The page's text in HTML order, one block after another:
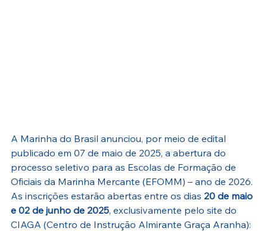
A Marinha do Brasil anunciou, por meio de edital
publicado em 07 de maio de 2025, a abertura do
processo seletivo para as Escolas de Formação de
Oficiais da Marinha Mercante (EFOMM) – ano de 2026.
As inscrições estarão abertas entre os dias 20 de maio
e 02 de junho de 2025, exclusivamente pelo site do
CIAGA (Centro de Instrução Almirante Graça Aranha):